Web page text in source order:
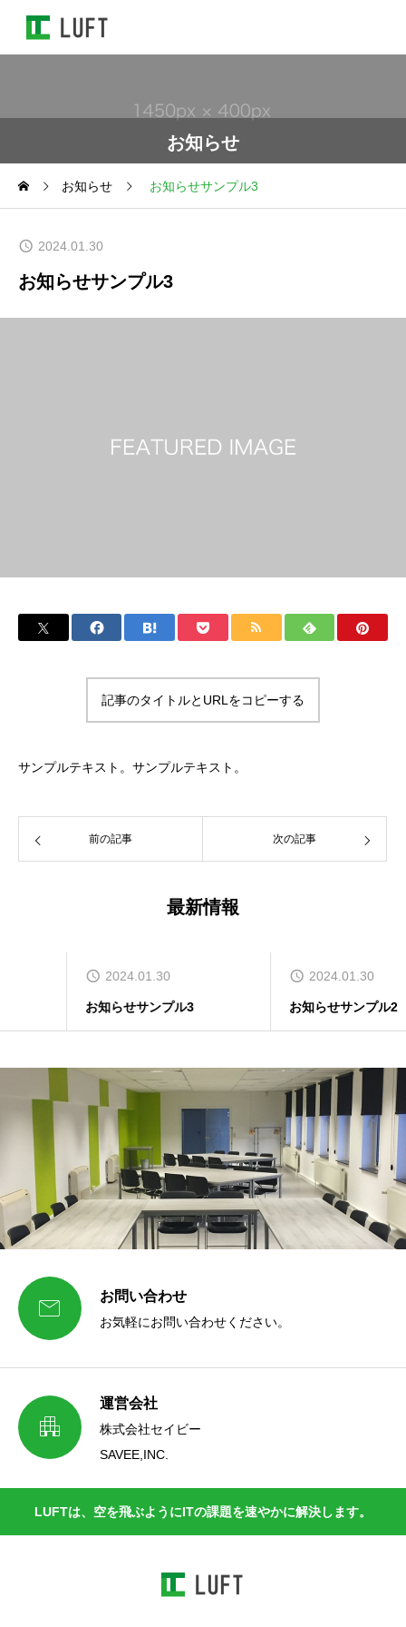
お知らせ
お知らせ お知らせサンプル3
2024.01.30
お知らせサンプル3
記事のタイトルとURLをコピーする
サンプルテキスト。サンプルテキスト。
前の記事 次の記事
最新情報
2024.01.30
お知らせサンプル3
2024.01.30
お知らせサンプル2
 お問い合わせ
お気軽にお問い合わせください。

運営会社
株式会社セイビー
SAVEE,INC.
LUFTは、空を飛ぶようにITの課題を速やかに解決します。